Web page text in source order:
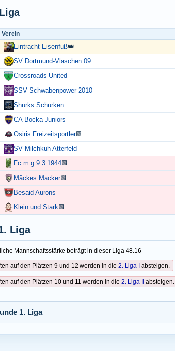
Verein
Eintracht Eisenfuß👑
SV Dortmund-Vlaschen 09
Crossroads United
SSV Schwabenpower 2010
Shurks Schurken
CA Bocka Juniors
Osiris Freizeitsportler🟩
SV Milchkuh Atterfeld
Fc m g 9.3.1944🟩
Mäckes Macker🟩
Besaid Aurons
Klein und Stark🟩
Liga
Mannschaftsstärke beträgt in dieser Liga 48.16
auf den Plätzen 9 und 12 werden in die 2. Liga I absteigen.
auf den Plätzen 10 und 11 werden in die 2. Liga II absteigen.
1. Liga